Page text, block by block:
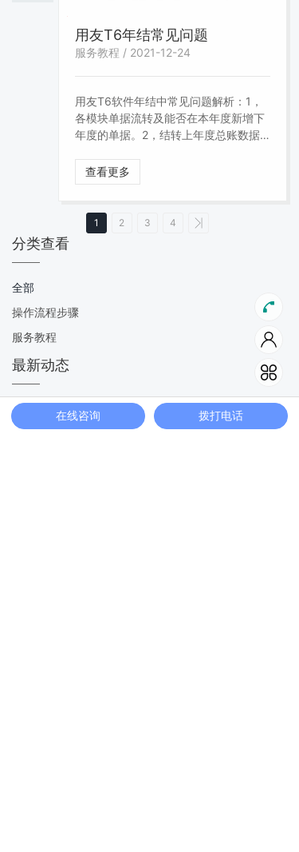
用友T6年结常见问题
服务教程 / 2021-12-24
用友T6软件年结中常见问题解析：1，
各模块单据流转及能否在本年度新增下
年度的单据。2，结转上年度总账数据
查看更多
1 2 3 4
分类查看
全部
操作流程步骤
服务教程
最新动态
【用友U8+】-供应链-销售管理-存货 XX 已
在线咨询 拨打电话